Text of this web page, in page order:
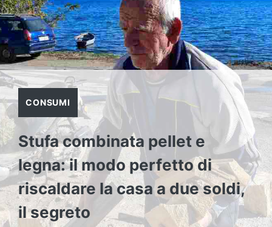
CONSUMI
Stufa combinata pellet e
legna: il modo perfetto di
riscaldare la casa a due soldi,
il segreto